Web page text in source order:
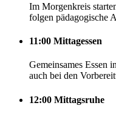
Im Morgenkreis
folgen pädagogische
11:00 Mittagessen
Gemeinsames Essen
auch bei den
12:00 Mittagsruhe